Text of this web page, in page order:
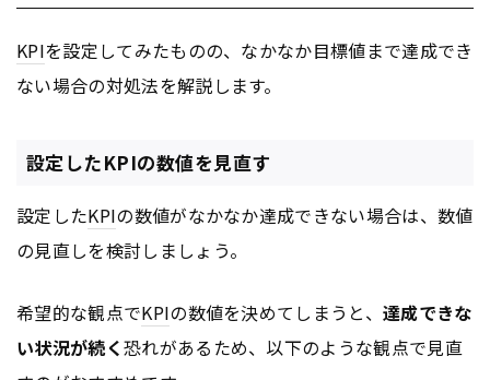
KPIを設定してみたものの、なかなか目標値まで達成でき
ない場合の対処法を解説します。
設定したKPIの数値を見直す
設定したKPIの数値がなかなか達成できない場合は、数値
の見直しを検討しましょう。
希望的な観点でKPIの数値を決めてしまうと、達成できな
い状況が続く恐れがあるため、以下のような観点で見直